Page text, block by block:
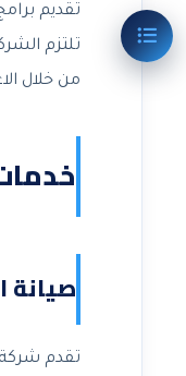
تقديم
تلتزم
من خلال
صيانة
تقدم شركة